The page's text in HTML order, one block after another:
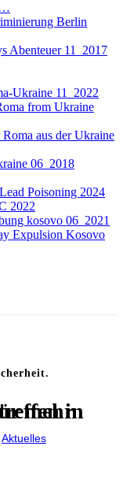
Berlin
Abenteuer 11_2017
Ukraine 11_2022
from Ukraine
aus der Ukraine
06_2018
Poisoning 2024
2022
kosovo 06_2021
Expulsion Kosovo
Aktuelles